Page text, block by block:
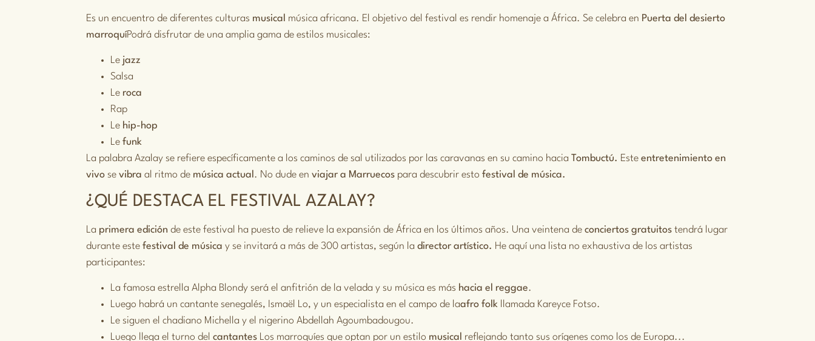
Es un encuentro de diferentes culturas musical música africana. El objetivo del festival es rendir homenaje a África. Se celebra en Puerta del desierto
marroquíPodrá disfrutar de una amplia gama de estilos musicales:
Le jazz
Salsa
Le roca
Rap
Le hip-hop
Le funk
La palabra Azalay se refiere específicamente a los caminos de sal utilizados por las caravanas en su camino haciaTombuctú. Esteentretenimiento en
vivose vibraal ritmo de música actual . No dude enviajar a Marruecos para descubrir esto festival de música.
¿QUÉ DESTACA EL FESTIVAL AZALAY?
La primera edición de este festival ha puesto de relieve la expansión de África en los últimos años. Una veintena deconciertos gratuitos tendrá lugar
durante estefestival de música y se invitará a más de 300 artistas, según ladirector artístico. He aquí una lista no exhaustiva de los artistas
participantes:
La famosa estrella Alpha Blondy será el anfitrión de la velada y su música es más hacia el reggae.
Luego habrá un cantante senegalés, Ismaël Lo, y un especialista en el campo de laafro folk llamada Kareyce Fotso.
Le siguen el chadiano Michella y el nigerino Abdellah Agoumbadougou.
Luego llega el turno del cantantes Los marroquíes que optan por un estilo musical reflejando tanto sus orígenes como los de Europa...